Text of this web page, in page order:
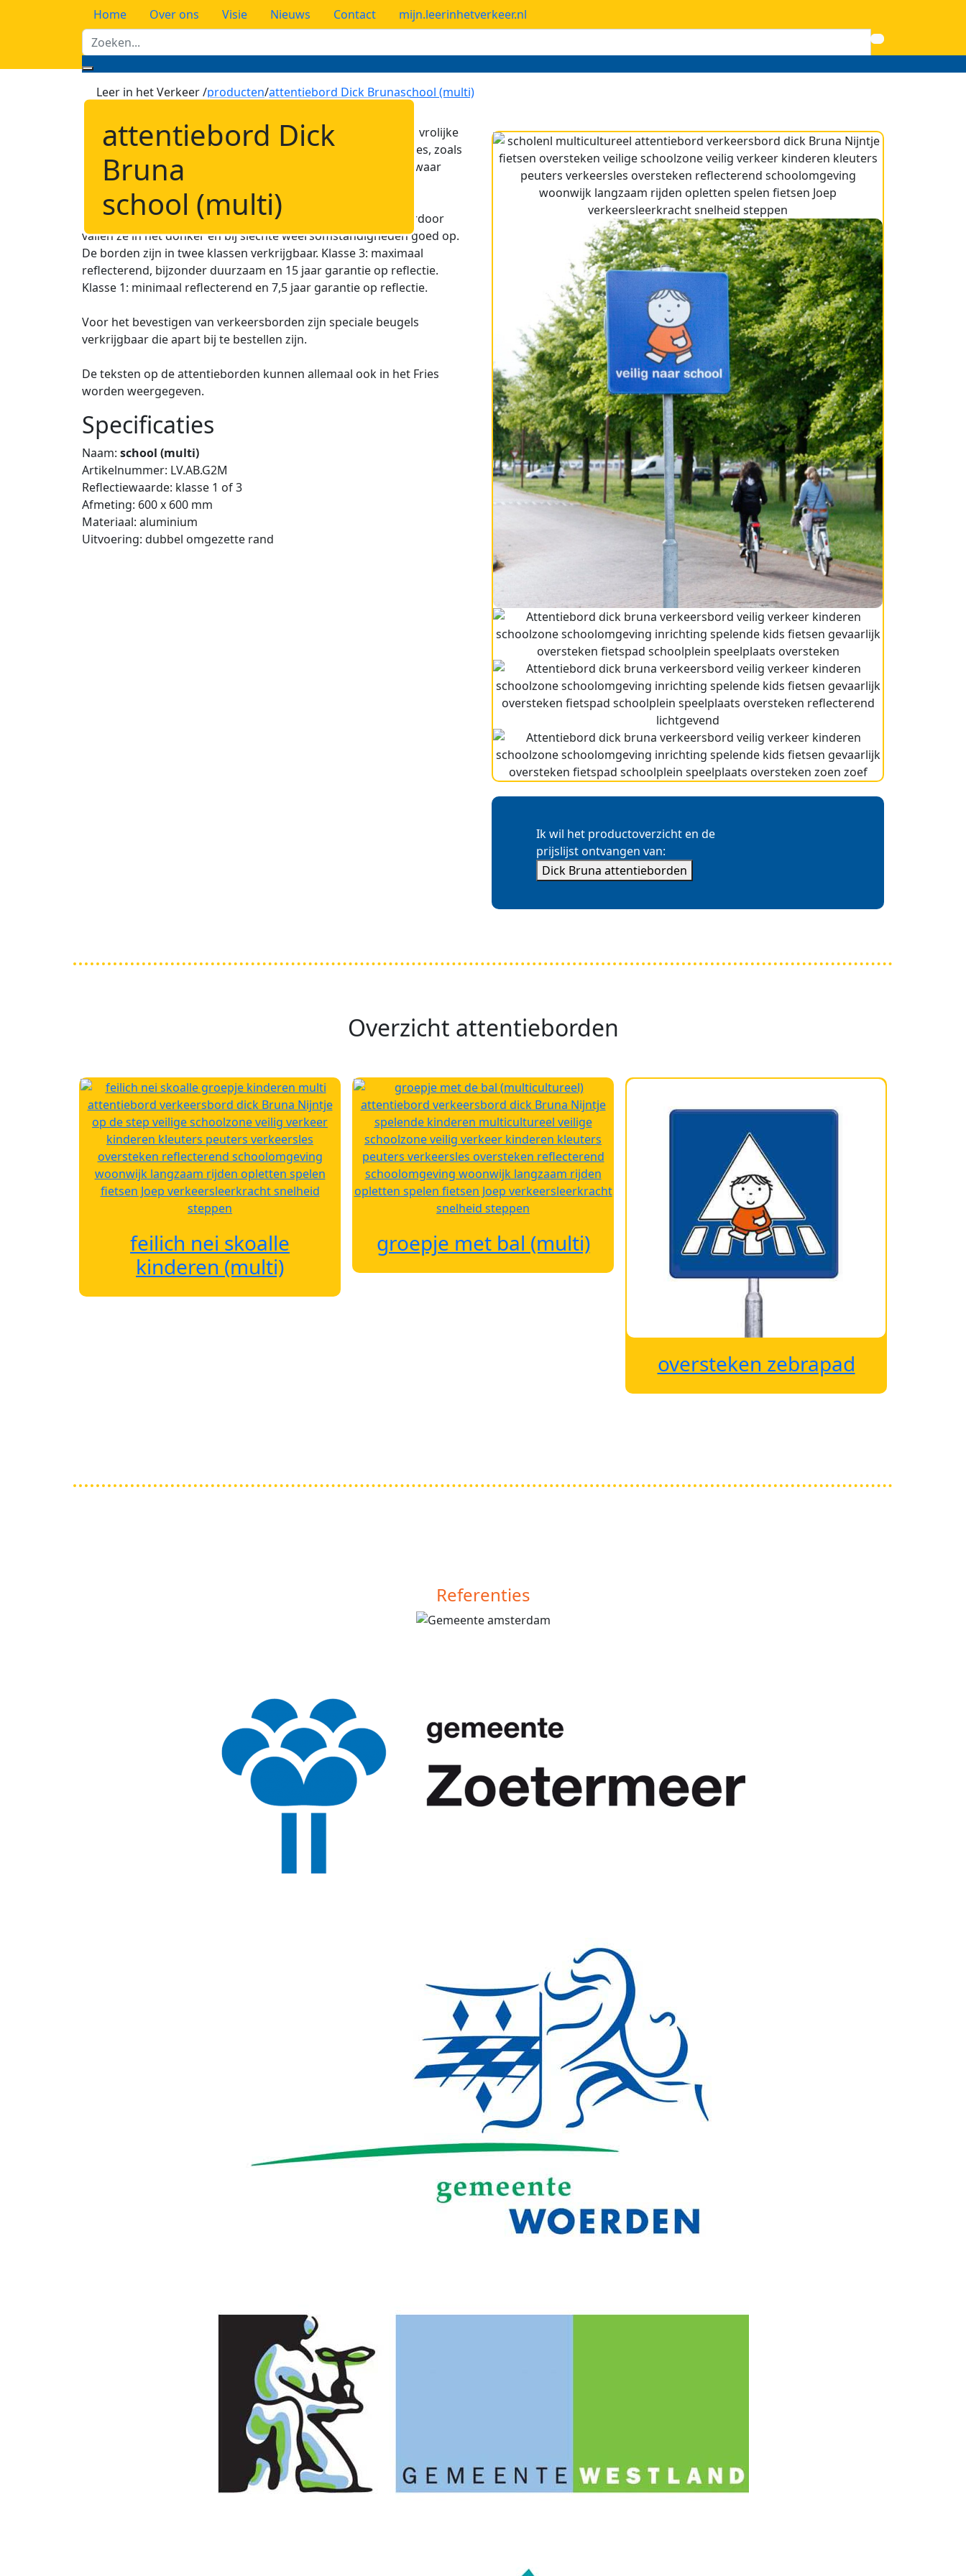
Home Over ons Visie Nieuws Contact mijn.leerinhetverkeer.nl
Leer in het Verkeer /producten/attentiebord Dick Brunaschool (multi)
attentiebord Dick
Bruna
school (multi)
'attentiebord Dick Bruna - school (multi)'
vraagt op een vrolijke
en positieve manier aandacht voor bijzondere verkeerssituaties, zoals
het naderen van een school, kinderdagverblijf of speelplaats waar
kinderen in de omgeving lopen of spelen.
De borden zijn voorzien van een retroreflecterende folie. Hierdoor
vallen ze in het donker en bij slechte weersomstandigheden goed op.
De borden zijn in twee klassen verkrijgbaar. Klasse 3: maximaal
reflecterend, bijzonder duurzaam en 15 jaar garantie op reflectie.
Klasse 1: minimaal reflecterend en 7,5 jaar garantie op reflectie.
Voor het bevestigen van verkeersborden zijn speciale beugels
verkrijgbaar die apart bij te bestellen zijn.
De teksten op de attentieborden kunnen allemaal ook in het Fries
worden weergegeven.
Specificaties
Naam: school (multi)
Artikelnummer: LV.AB.G2M
Reflectiewaarde: klasse 1 of 3
Afmeting: 600 x 600 mm
Materiaal: aluminium
Uitvoering: dubbel omgezette rand
Ik wil het productoverzicht en de
prijslijst ontvangen van:
Dick Bruna attentieborden
Overzicht attentieborden
feilich nei skoalle
kinderen (multi)
groepje met bal (multi)
oversteken zebrapad
Referenties